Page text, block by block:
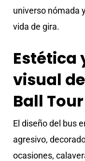
universo nómada
vida de gira.
Estética
visual
Ball
El diseño del bus
agresivo,
ocasiones,